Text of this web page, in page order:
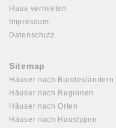
Haus vermieten
Impressum
Datenschutz
Sitemap
Häuser nach Bundesländern
Häuser nach Regionen
Häuser nach Orten
Häuser nach Haustypen